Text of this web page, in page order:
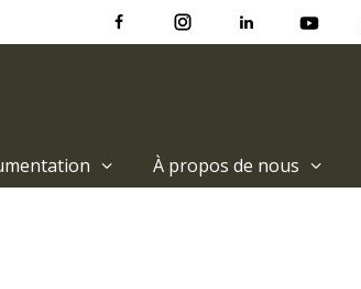
À propos de nous